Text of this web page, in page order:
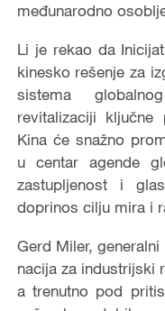
međunarodno
Li je rekao da
kinesko rešenje za
sistema
revitalizaciji
Kina će snažno
u centar agende
zastupljenost i
doprinos cilju mira i
Gerd Miler,
nacija za industrijski
a trenutno pod